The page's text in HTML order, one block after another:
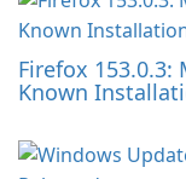
Firefox 153.0.3:
Known